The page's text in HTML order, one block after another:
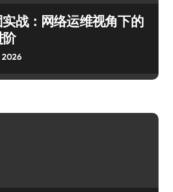
战：网络运维视角下的
阶
2026